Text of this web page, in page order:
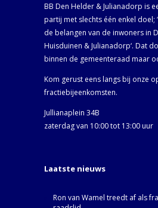
BB Den Helder & Julianadorp is
partij met slechts één enkel doel;
de belangen van de inwoners in
Huisduinen & Julianadorp‘. Dat
binnen de gemeenteraad maar
Kom gerust eens langs bij onze
fractiebijeenkomsten.
Jullianaplein 34B
zaterdag van 10:00 tot 13:00 uur
Laatste nieuws
Ron van Wamel treedt af als